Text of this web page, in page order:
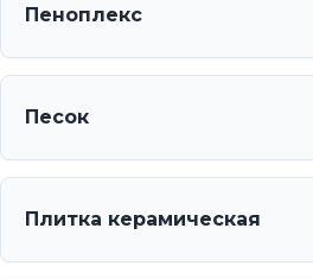
Пеноплекс
Песок
Плитка керамическая